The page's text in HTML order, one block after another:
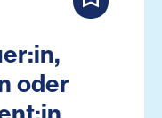
oder